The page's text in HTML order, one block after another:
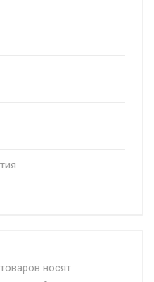
области.
носят